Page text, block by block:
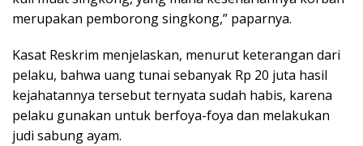
merupakan pemborong singkong,” paparnya.
Kasat Reskrim menjelaskan, menurut keterangan dari
pelaku, bahwa uang tunai sebanyak Rp 20 juta hasil
kejahatannya tersebut ternyata sudah habis, karena
pelaku gunakan untuk berfoya-foya dan melakukan
judi sabung ayam.